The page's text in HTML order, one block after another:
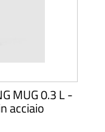
MUG 0.3 L -
acciaio